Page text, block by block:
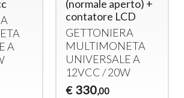
A
(normale aperto) +
contatore LCD
GETTONIERA
MULTIMONETA
UNIVERSALEA
12VCC / 20W
€ 330,00